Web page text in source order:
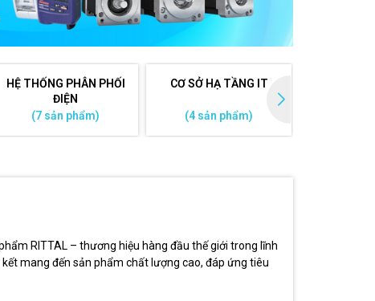
HỆ THỐNG PHÂN PHỐI
ĐIỆN
(7 sản phẩm)
CƠ SỞ HẠ TẦNG IT
(4 sản phẩm)
RITTAL – thương hiệu hàng đầu thế giới trong lĩnh
mang đến sản phẩm chất lượng cao, đáp ứng tiêu